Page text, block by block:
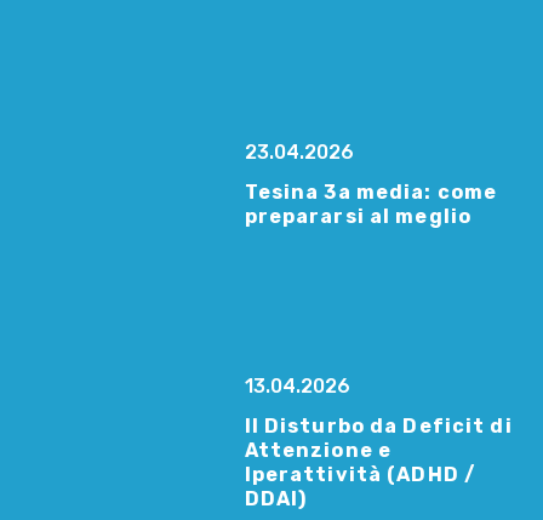
23.04.2026
Tesina 3a media: come
prepararsi al meglio
13.04.2026
Il Disturbo da Deficit di
Attenzione e
Iperattività (ADHD /
DDAI)